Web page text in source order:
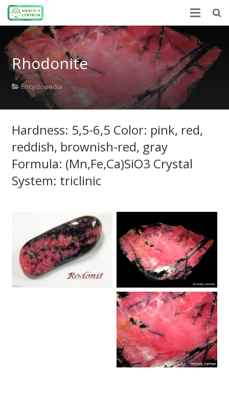
Home
Encyclopedia
Mineral Power
Stones
About Us
Contact us
Rhodonite
Encyclopedia
Hardness: 5,5-6,5 Color: pink, red,
reddish, brownish-red, gray
Formula: (Mn,Fe,Ca)SiO3 Crystal
System: triclinic